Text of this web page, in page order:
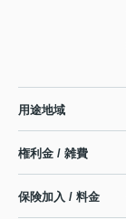
用途地域
権利金 / 雑費
保険加入 / 料金